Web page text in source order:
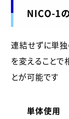
NICO-1
連結せずに単独
を変えることで
とが可能です
単体使用